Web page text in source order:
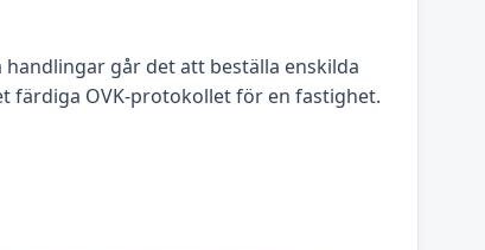
går det att beställa enskilda
färdiga OVK-protokollet för en fastighet.